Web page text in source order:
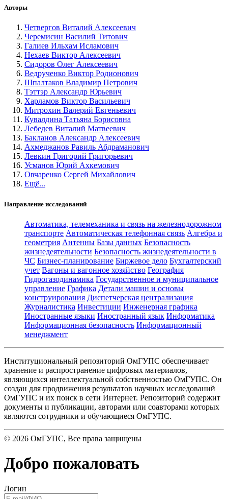
Авторы
Четвергов Виталий Алексеевич
Черемисин Василий Титович
Галиев Ильхам Исламович
Нехаев Виктор Алексеевич
Сидоров Олег Алексеевич
Ведрученко Виктор Родионович
Шпалтаков Владимир Петрович
Тэттэр Александр Юрьевич
Харламов Виктор Васильевич
Митрохин Валерий Евгеньевич
Кувалдина Татьяна Борисовна
Лебедев Виталий Матвеевич
Бакланов Александр Алексеевич
Ахмеджанов Равиль Абдраманович
Левкин Григорий Григорьевич
Усманов Юрий Ахкемович
Овчаренко Сергей Михайлович
Ещё...
Направление исследований
Автоматика, телемеханика и связь на железнодорожном
транспорте Автоматическая телефонная связь Алгебра и
геометрия Антенны Базы данных Безопасность
жизнедеятельности Безопасность жизнедеятельности в
ЧС Бизнес-планирование Биржевое дело Бухгалтерский
учет Вагоны и вагонное хозяйство География
Гидрогазодинамика Государственное и муниципальное
управление Графика Детали машин и основы
конструирования Диспетчерская централизация
Журналистика Инвестиции Инженерная графика
Иностранные языки Иностранный язык Информатика
Информационная безопасность Информационный
менеджмент
Институциональный репозиторий ОмГУПС обеспечивает
хранение и распространение цифровых материалов,
являющихся интеллектуальной собственностью ОмГУПС. Он
создан для продвижения результатов научных исследований
ОмГУПС и их поиск в сети Интернет. Репозиторий содержит
документы и публикации, авторами или соавторами которых
являются сотрудники и обучающиеся ОмГУПС.
© 2026 ОмГУПС, Все права защищены
Добро пожаловать
Логин